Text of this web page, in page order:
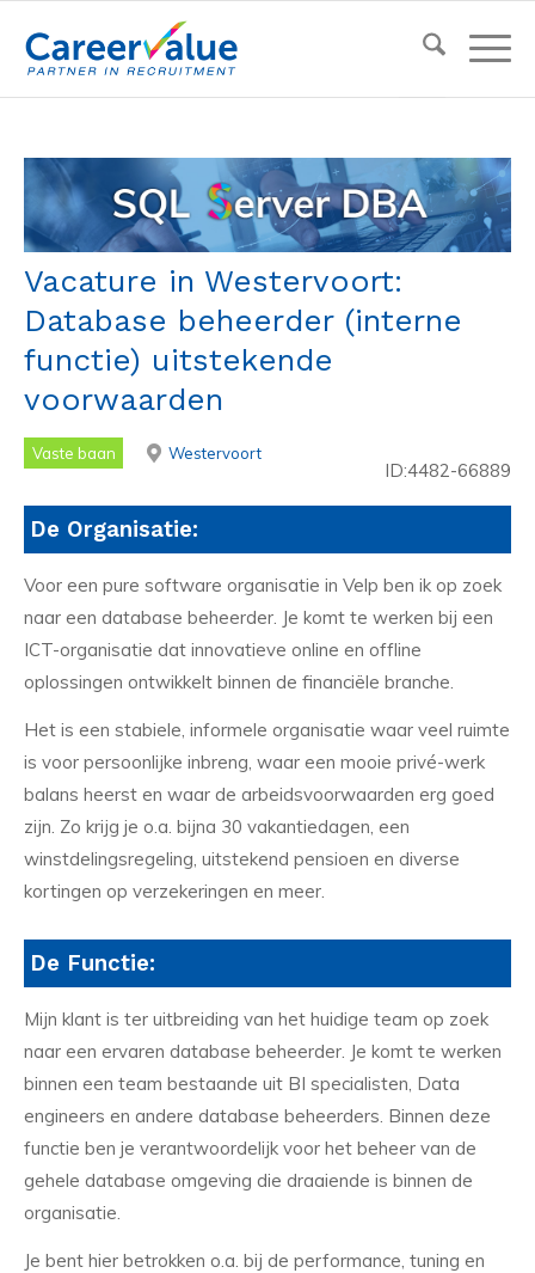
Vacature in Westervoort:
Database beheerder (interne
functie) uitstekende
voorwaarden
Vaste baan Westervoort
ID:4482-66889
De Organisatie:
Voor een pure software organisatie in Velp ben ik op zoek
naar een database beheerder. Je komt te werken bij een
ICT-organisatie dat innovatieve online en offline
oplossingen ontwikkelt binnen de financiële branche.
Het is een stabiele, informele organisatie waar veel ruimte
is voor persoonlijke inbreng, waar een mooie privé-werk
balans heerst en waar de arbeidsvoorwaarden erg goed
zijn. Zo krijg je o.a. bijna 30 vakantiedagen, een
winstdelingsregeling, uitstekend pensioen en diverse
kortingen op verzekeringen en meer.
De Functie:
Mijn klant is ter uitbreiding van het huidige team op zoek
naar een ervaren database beheerder. Je komt te werken
binnen een team bestaande uit BI specialisten, Data
engineers en andere database beheerders. Binnen deze
functie ben je verantwoordelijk voor het beheer van de
gehele database omgeving die draaiende is binnen de
organisatie.
Je bent hier betrokken o.a. bij de performance, tuning en